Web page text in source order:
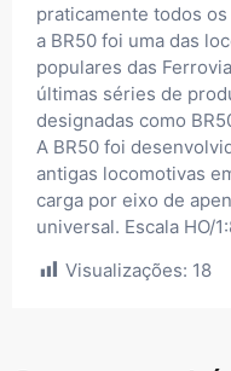
praticamente todos
a BR50 foi uma das
populares das
últimas séries de
designadas como
A BR50 foi
antigas locomotivas
carga por eixo de
universal. Escala HO/
Visualizações: 18